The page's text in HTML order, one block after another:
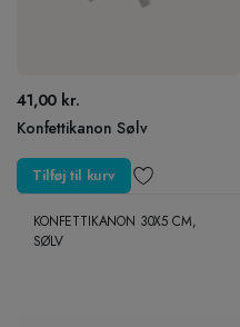
41,00 kr.
Konfettikanon Sølv
Tilføj til kurv
KONFETTIKANON 30X5 CM,
SØLV